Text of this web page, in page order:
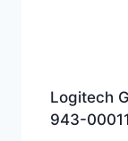
Logitech
943-